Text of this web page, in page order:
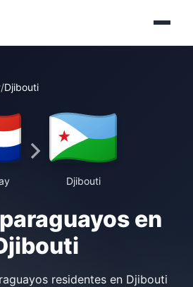
/Djibouti
Djibouti
en
residentes en Djibouti